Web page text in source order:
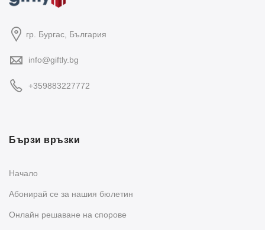
гр. Бургас, България
info@giftly.bg
+359883227772
Бързи връзки
Начало
Абонирай се за нашия бюлетин
Oнлайн решаване на спорове